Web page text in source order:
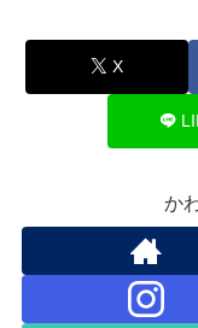
X
か